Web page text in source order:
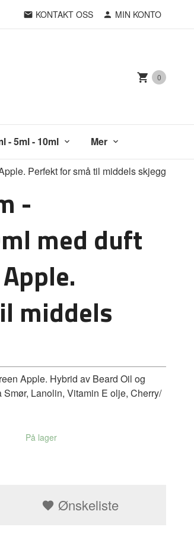
KONTAKT OSS MIN KONTO
0
- 5ml - 10ml Mer
Perfekt for små til middels skjegg
-
med duft
middels
Apple. Hybrid av Beard Oil og
Lanolin, Vitamin E olje, Cherry/
På lager
Ønskeliste